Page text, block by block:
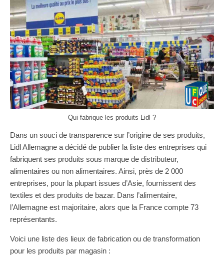
Qui fabrique les produits Lidl ?
Dans un souci de transparence sur l’origine de ses produits,
Lidl Allemagne a décidé de publier la liste des entreprises qui
fabriquent ses produits sous marque de distributeur,
alimentaires ou non alimentaires. Ainsi, près de 2 000
entreprises, pour la plupart issues d’Asie, fournissent des
textiles et des produits de bazar. Dans l’alimentaire,
l’Allemagne est majoritaire, alors que la France compte 73
représentants.
Voici une liste des lieux de fabrication ou de transformation
pour les produits par magasin :